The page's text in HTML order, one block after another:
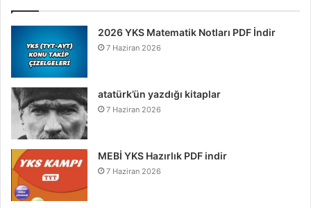
2026 YKS Matematik Notları PDF İndir
7 Haziran 2026
atatürk’ün yazdığı kitaplar
7 Haziran 2026
MEBİ YKS Hazırlık PDF indir
7 Haziran 2026